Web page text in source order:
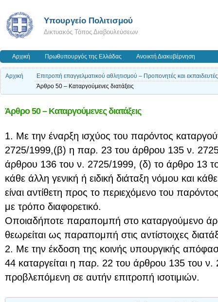
Υπουργείο Πολιτισμού
Δικτυακός Τόπος Διαβουλεύσεων
Αρχική Πρωθυπουργός της Ελλάδας Ανοικτή Διακυβέρνηση
Αρχική
Επιτροπή επαγγελματικού αθλητισμού – Προπονητές και
Άρθρο 50 – Καταργούμενες διατάξεις
Άρθρο 50 – Καταργούμενες διατάξεις
1. Με την έναρξη ισχύος του παρόντος
2725/1999,(β) η παρ. 23 του άρθρου 135 ν.
άρθρου 136 του ν. 2725/1999, (δ) το άρθρο 13
κάθε άλλη γενική ή ειδική διάταξη νόμου και
είναι αντίθετη προς το περιεχόμενο του
με τρόπο διαφορετικό.
Οποιαδήποτε παραπομπή στο καταργούμενο
θεωρείται ως παραπομπή στις αντίστοιχες
2. Με την έκδοση της κοινής υπουργικής
44 καταργείται η παρ. 22 του άρθρου 135 του ν.
προβλεπόμενη σε αυτήν επιτροπή ισοτιμιών.